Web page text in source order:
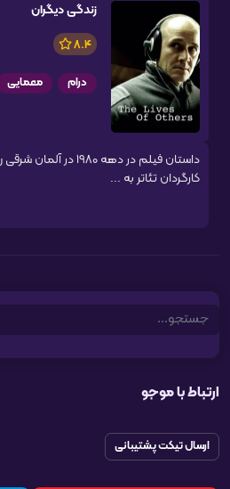
زندگی دیگران
8.4
درام معمایی
داستان فیلم در دهه
کارگردان تئاتر به ...
Search
ارتباط با موجو
ارسال تیکت پشتیبانی